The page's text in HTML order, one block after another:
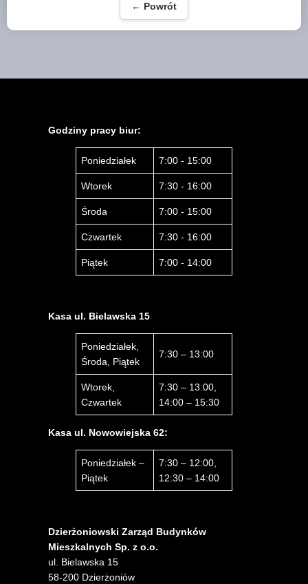
← Powrót
Godziny pracy biur:
Poniedziałek 7:00 - 15:00
Wtorek 7:30 - 16:00
Środa 7:00 - 15:00
Czwartek 7:30 - 16:00
Piątek 7:00 - 14:00
Kasa ul. Bielawska 15
Poniedziałek,
Środa, Piątek
7:30 – 13:00
Wtorek,
Czwartek
7:30 – 13:00,
14:00 – 15:30
Kasa ul. Nowowiejska 62:
Poniedziałek –
Piątek
7:30 – 12:00,
12:30 – 14:00
Dzierżoniowski Zarząd Budynków
Mieszkalnych Sp. z o.o.
ul. Bielawska 15
58-200 Dzierżoniów